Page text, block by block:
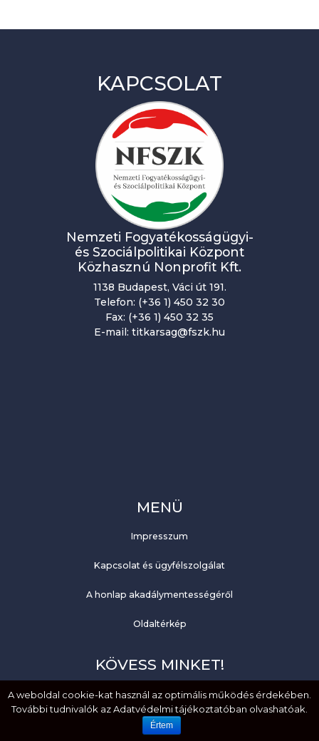
KAPCSOLAT
Nemzeti Fogyatékosságügyi-
és Szociálpolitikai Központ
Közhasznú Nonprofit Kft.
1138 Budapest, Váci út 191.
Telefon: (+36 1) 450 32 30
Fax: (+36 1) 450 32 35
E-mail: titkarsag@fszk.hu
MENÜ
Impresszum
Kapcsolat és ügyfélszolgálat
A honlap akadálymentességéről
Oldaltérkép
KÖVESS MINKET!
Facebook
YouTube
A weboldal cookie-kat használ az optimális működés érdekében.
További tudnivalók az Adatvédelmi tájékoztatóban olvashatóak.
Értem